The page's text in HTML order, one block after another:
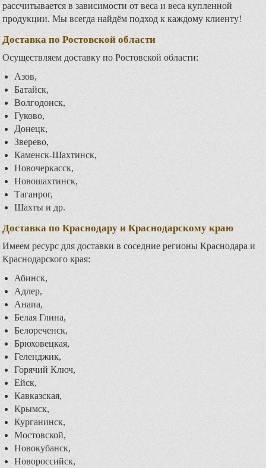
рассчитывается в зависимости от веса и веса купленной
продукции. Мы всегда найдём подход к каждому клиенту!
Доставка по Ростовской области
Осуществляем доставку по Ростовской области:
Азов,
Батайск,
Волгодонск,
Гуково,
Донецк,
Зверево,
Каменск-Шахтинск,
Новочеркасск,
Новошахтинск,
Таганрог,
Шахты и др.
Доставка по Краснодару и Краснодарскому краю
Имеем ресурс для доставки в соседние регионы Краснодара и
Краснодарского края:
Абинск,
Адлер,
Анапа,
Белая Глина,
Белореченск,
Брюховецкая,
Геленджик,
Горячий Ключ,
Ейск,
Кавказская,
Крымск,
Курганинск,
Мостовской,
Новокубанск,
Новороссийск,